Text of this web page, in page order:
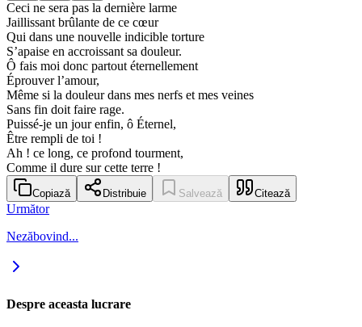
Ceci ne sera pas la dernière larme
Jaillissant brûlante de ce cœur
Qui dans une nouvelle indicible torture
S’apaise en accroissant sa douleur.
Ô fais moi donc partout éternellement
Éprouver l’amour,
Même si la douleur dans mes nerfs et mes veines
Sans fin doit faire rage.
Puissé-je un jour enfin, ô Éternel,
Être rempli de toi !
Ah ! ce long, ce profond tourment,
Comme il dure sur cette terre !
Copiază Distribuie Salvează Citează
Următor
Nezăbovind...
Despre aceasta lucrare